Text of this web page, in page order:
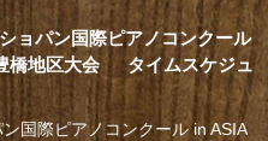
ョパン国際ピアノコンクール
橋地区大会 タイムスケジュ
国際ピアノコンクール in ASIA